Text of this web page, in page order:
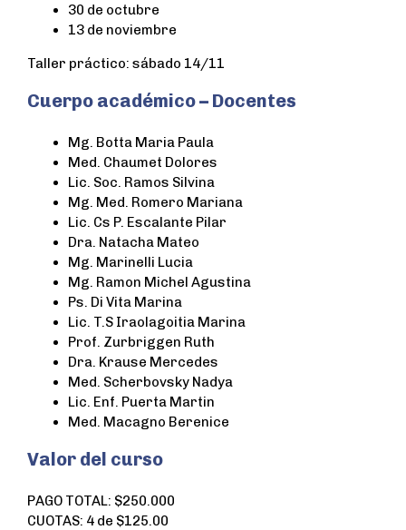
30 de octubre
13 de noviembre
Taller práctico: sábado 14/11
Cuerpo académico – Docentes
Mg. Botta Maria Paula
Med. Chaumet Dolores
Lic. Soc. Ramos Silvina
Mg. Med. Romero Mariana
Lic. Cs P. Escalante Pilar
Dra. Natacha Mateo
Mg. Marinelli Lucia
Mg. Ramon Michel Agustina
Ps. Di Vita Marina
Lic. T.S Iraolagoitia Marina
Prof. Zurbriggen Ruth
Dra. Krause Mercedes
Med. Scherbovsky Nadya
Lic. Enf. Puerta Martin
Med. Macagno Berenice
Valor del curso
PAGO TOTAL: $250.000
CUOTAS: 4 de $125.00